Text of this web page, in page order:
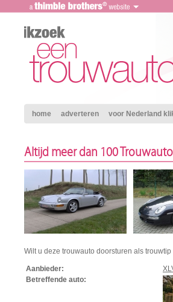
home adverteren voor Nederland
Altijd meer dan 100
Wilt u deze trouwauto doorsturen als
Aanbieder:
Betreffende auto: